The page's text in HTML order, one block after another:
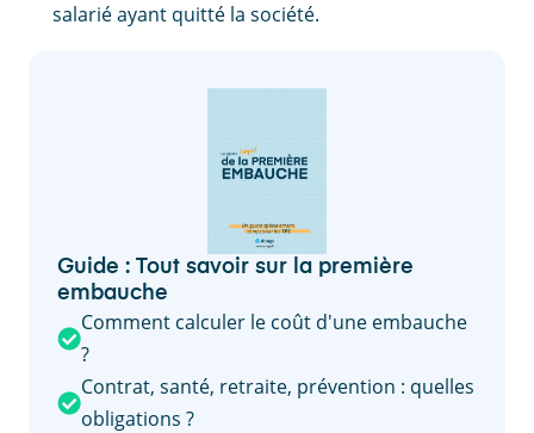
salarié ayant quitté la société.
Guide : Tout savoir sur la première
embauche
Comment calculer le coût d'une embauche
?
Contrat, santé, retraite, prévention : quelles
obligations ?